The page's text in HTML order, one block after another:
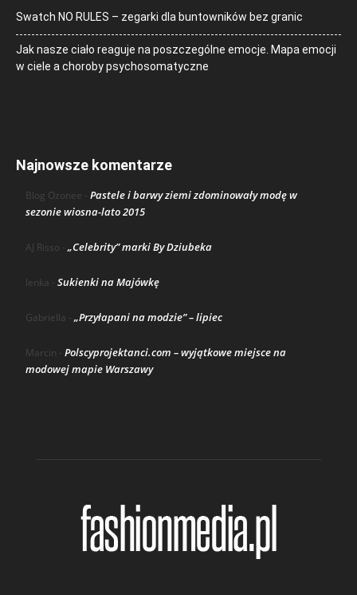
Swatch NO RULES – zegarki dla buntowników bez granic
Jak nasze ciało reaguje na poszczególne emocje. Mapa emocji
w ciele a choroby psychosomatyczne
Najnowsze komentarze
Blog Ozonee - Pastele i barwy ziemi zdominowały modę w
sezonie wiosna-lato 2015
AJ Risso - „Celebrity” marki By Dziubeka
lenka - Sukienki na Majówkę
Gabriella - „Przyłapani na modzie” – lipiec
Marcin - Polscyprojektanci.com – wyjątkowe miejsce na
modowej mapie Warszawy